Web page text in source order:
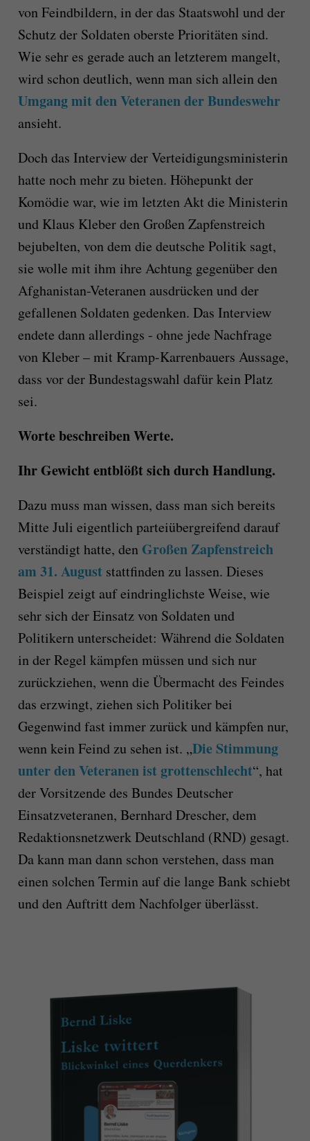
von Feindbildern, in der das Staatswohl und der
Schutz der Soldaten oberste Prioritäten sind.
Wie sehr es gerade auch an letzterem mangelt,
wird schon deutlich, wenn man sich allein den
Umgang mit den Veteranen der Bundeswehr
ansieht.
Doch das Interview der Verteidigungsministerin
hatte noch mehr zu bieten. Höhepunkt der
Komödie war, wie im letzten Akt die Ministerin
und Klaus Kleber den Großen Zapfenstreich
bejubelten, von dem die deutsche Politik sagt,
sie wolle mit ihm ihre Achtung gegenüber den
Afghanistan-Veteranen ausdrücken und der
gefallenen Soldaten gedenken. Das Interview
endete dann allerdings - ohne jede Nachfrage
von Kleber – mit Kramp-Karrenbauers Aussage,
dass vor der Bundestagswahl dafür kein Platz
sei.
Worte beschreiben Werte.
Ihr Gewicht entblößt sich durch Handlung.
Dazu muss man wissen, dass man sich bereits
Mitte Juli eigentlich parteiübergreifend darauf
verständigt hatte, den Großen Zapfenstreich
am 31. August stattfinden zu lassen. Dieses
Beispiel zeigt auf eindringlichste Weise, wie
sehr sich der Einsatz von Soldaten und
Politikern unterscheidet: Während die Soldaten
in der Regel kämpfen müssen und sich nur
zurückziehen, wenn die Übermacht des Feindes
das erzwingt, ziehen sich Politiker bei
Gegenwind fast immer zurück und kämpfen nur,
wenn kein Feind zu sehen ist. „Die Stimmung
unter den Veteranen ist grottenschlecht“, hat
der Vorsitzende des Bundes Deutscher
Einsatzveteranen, Bernhard Drescher, dem
Redaktionsnetzwerk Deutschland (RND) gesagt.
Da kann man dann schon verstehen, dass man
einen solchen Termin auf die lange Bank schiebt
und den Auftritt dem Nachfolger überlässt.